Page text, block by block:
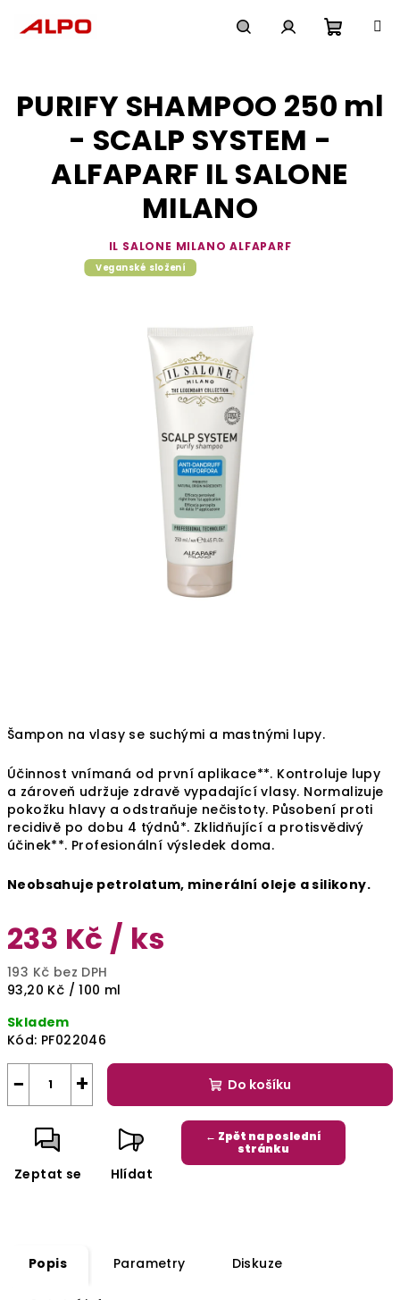
košík
Šampon na vlasy se suchými a mastnými lupy.
Účinnost vnímaná od první aplikace**. Kontroluje lupy
a zároveň udržuje zdravě vypadající vlasy. Normalizuje
pokožku hlavy a odstraňuje nečistoty. Působení proti
recidivě po dobu 4 týdnů*. Zklidňující a protisvědivý
účinek**. Profesionální výsledek doma.
Neobsahuje petrolatum, minerální oleje a silikony.
233 Kč / ks
193 Kč bez DPH
Měrná
93,20 Kč / 100 ml
Skladem
Kód: PF022046
+
− Do košíku
Zeptat se Hlídat
← Zpět na poslední
stránku
PURIFY SHAMPOO 250 ml
- SCALP SYSTEM -
ALFAPARF IL SALONE
MILANO
IL SALONE MILANO ALFAPARF
Veganské složení
Popis Parametry Diskuze